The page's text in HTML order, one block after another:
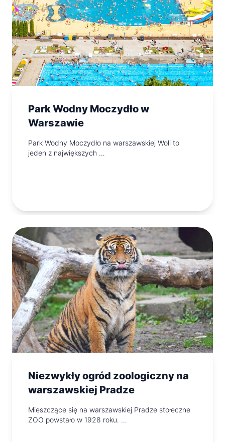
Park Wodny Moczydło w
Warszawie
Park Wodny Moczydło na warszawskiej Woli to
jeden z największych …
Niezwykły ogród zoologiczny na
warszawskiej Pradze
Mieszczące się na warszawskiej Pradze stołeczne
ZOO powstało w 1928 roku. …